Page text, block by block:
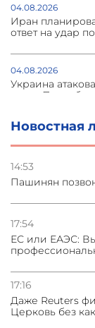
Новостная
14:53
Пашинян
17:54
ЕС или ЕАЭС:
17:16
Даже Reuters
Церковь без
04.08.2026
Иран
ответ на удар
04.08.2026
Украина
и под
03.08.2026
Стратегия
Азербайджане
31.07.2026